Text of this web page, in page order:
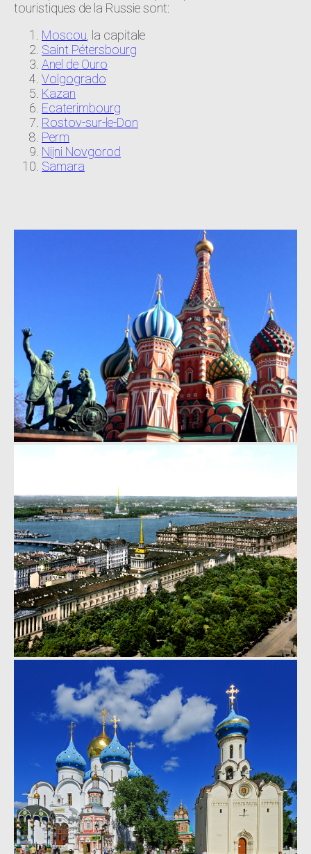
touristiques de la Russie sont:
Moscou , la capitale
Saint Pétersbourg
Anel de Ouro
Volgogrado
Kazan
Ecaterimbourg
Rostov-sur-le-Don
Perm
Nijni Novgorod
Samara